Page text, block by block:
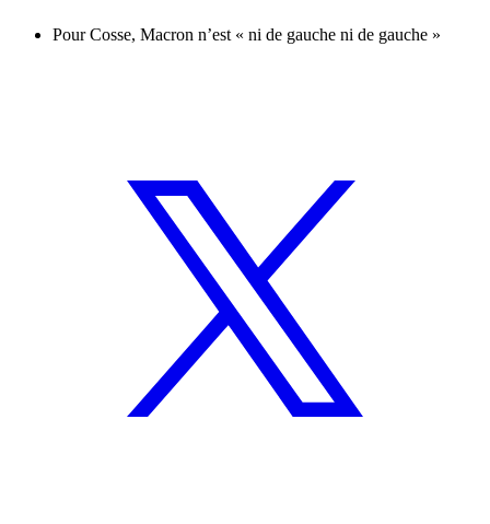
Pour Cosse, Macron n’est « ni de gauche ni de gauche »